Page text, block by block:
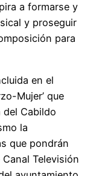
a formarse y
y proseguir
para
en el
Mujer’ que
del Cabildo
la
que pondrán
Televisión